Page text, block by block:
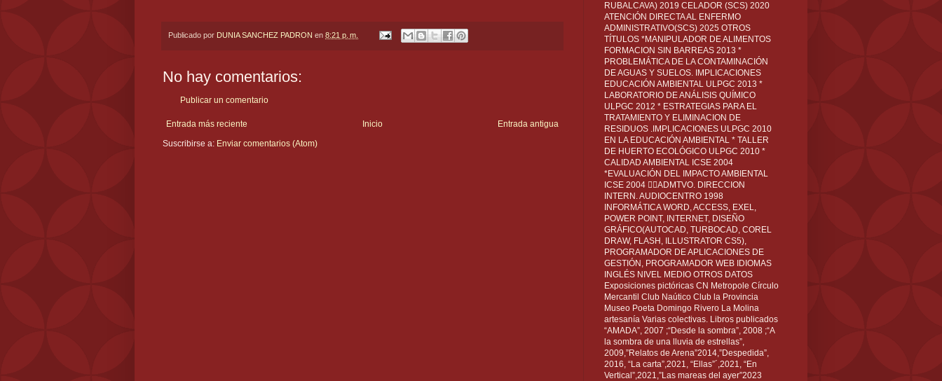
Publicado por DUNIA SANCHEZ PADRON en 8:21 p. m.
No hay comentarios:
Publicar un comentario
Entrada más reciente Entrada antigua
Inicio
Suscribirse a: Enviar comentarios (Atom)
RUBALCAVA) 2019 CELADOR (SCS) 2020
ATENCIÓN DIRECTA AL ENFERMO
ADMINISTRATIVO(SCS) 2025 OTROS
TÍTULOS *MANIPULADOR DE ALIMENTOS
FORMACION SIN BARREAS 2013 *
PROBLEMÁTICA DE LA CONTAMINACIÓN
DE AGUAS Y SUELOS. IMPLICACIONES
EDUCACIÓN AMBIENTAL ULPGC 2013 *
LABORATORIO DE ANÁLISIS QUÍMICO
ULPGC 2012 * ESTRATEGIAS PARA EL
TRATAMIENTO Y ELIMINACION DE
RESIDUOS .IMPLICACIONES ULPGC 2010
EN LA EDUCACIÓN AMBIENTAL * TALLER
DE HUERTO ECOLÓGICO ULPGC 2010 *
CALIDAD AMBIENTAL ICSE 2004
*EVALUACIÓN DEL IMPACTO AMBIENTAL
ICSE 2004 ADMTVO. DIRECCION
INTERN. AUDIOCENTRO 1998
INFORMÁTICA WORD, ACCESS, EXEL,
POWER POINT, INTERNET, DISEÑO
GRÁFICO(AUTOCAD, TURBOCAD, COREL
DRAW, FLASH, ILLUSTRATOR CS5),
PROGRAMADOR DE APLICACIONES DE
GESTIÓN, PROGRAMADOR WEB IDIOMAS
INGLÉS NIVEL MEDIO OTROS DATOS
Exposiciones pictóricas CN Metropole Círculo
Mercantil Club Naútico Club la Provincia
Museo Poeta Domingo Rivero La Molina
artesanía Varias colectivas. Libros publicados
“AMADA”, 2007 ;“Desde la sombra”, 2008 ;“A
la sombra de una lluvia de estrellas”,
2009,”Relatos de Arena”2014,”Despedida”,
2016, “La carta”,2021, “Ellas”´,2021, “En
Vertical”,2021,”Las mareas del ayer”2023